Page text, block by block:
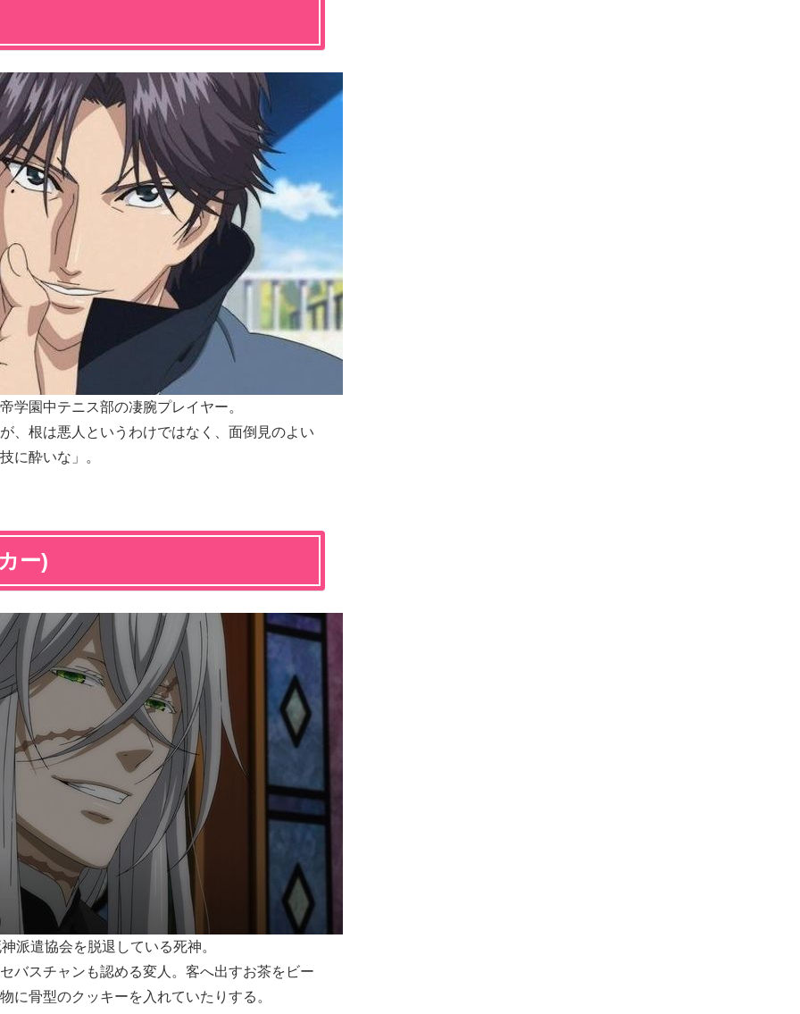
学園中テニス部の凄腕プレイヤー。
、根は悪人というわけではなく、面倒見のよい
に酔いな 」。
ー)
派遣協会を脱退している死神。
バスチャンも認める変人。客へ出すお茶をビー
に骨型のクッキーを入れていたりする。